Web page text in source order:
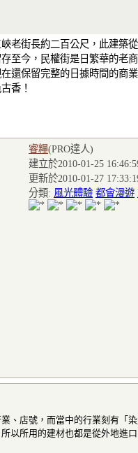
峽老街長約二百公尺，此建築
存至今，民權街是日繁華的老
還保留完整的日據時間的商
香！
睿糧(PRO達人)
建立於2010-01-25
更新於2010-01-27
分類: 風光體驗 都會漫遊
、店號，而當中的行業刻有
以所用的建材也都是從外地